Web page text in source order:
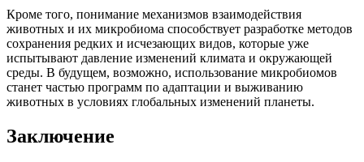
Кроме того, понимание механизмов взаимодействия
животных и их микробиома способствует разработке методов
сохранения редких и исчезающих видов, которые уже
испытывают давление изменений климата и окружающей
среды. В будущем, возможно, использование микробиомов
станет частью программ по адаптации и выживанию
животных в условиях глобальных изменений планеты.
Заключение